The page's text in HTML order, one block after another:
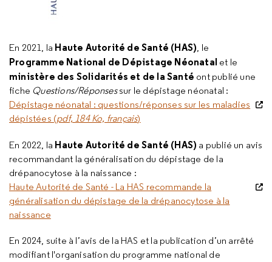
En 2021, la Haute Autorité de Santé (HAS), le
Programme National de Dépistage Néonatal et le
ministère des Solidarités et de la Santé ont publié une
fiche Questions/Réponsessur le dépistage néonatal :
Dépistage néonatal : questions/réponses sur les maladies
dépistées (pdf, 184 Ko, français)
En 2022, la Haute Autorité de Santé (HAS) a publié un avis
recommandant la généralisation du dépistage de la
drépanocytose à la naissance :
Haute Autorité de Santé - La HAS recommande la
généralisation du dépistage de la drépanocytose à la
naissance
En 2024, suite à l’avis de la HAS et la publication d’un arrêté
modifiant l'organisation du programme national de